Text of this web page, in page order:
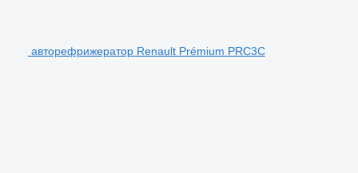
авторефрижератор Renault Prémium PRC3C